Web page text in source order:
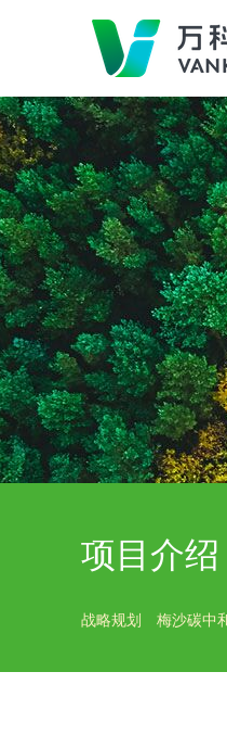
项目介绍
战略规划 梅沙碳中